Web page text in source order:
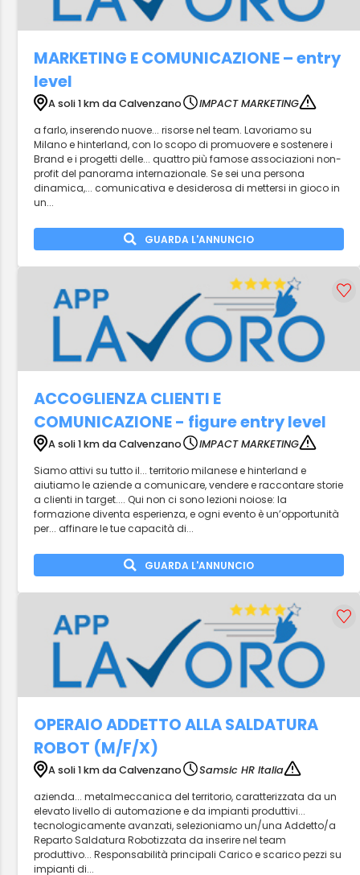
MARKETING E COMUNICAZIONE – entry
level
A soli 1 km da Calvenzano
IMPACT MARKETING
a farlo, inserendo nuove... risorse nel team. Lavoriamo su
Milano e hinterland, con lo scopo di promuovere e sostenere i
Brand e i progetti delle... quattro più famose associazioni non-
profit del panorama internazionale. Se sei una persona
dinamica,... comunicativa e desiderosa di mettersi in gioco in
un...
GUARDA L'ANNUNCIO
ACCOGLIENZA CLIENTI E
COMUNICAZIONE - figure entry level
A soli 1 km da Calvenzano
IMPACT MARKETING
Siamo attivi su tutto il... territorio milanese e hinterland e
aiutiamo le aziende a comunicare, vendere e raccontare storie
a clienti in target.... Qui non ci sono lezioni noiose: la
formazione diventa esperienza, e ogni evento è un’opportunità
per... affinare le tue capacità di...
GUARDA L'ANNUNCIO
OPERAIO ADDETTO ALLA SALDATURA
ROBOT (M/F/X)
A soli 1 km da Calvenzano
Samsic HR Italia
azienda... metalmeccanica del territorio, caratterizzata da un
elevato livello di automazione e da impianti produttivi...
tecnologicamente avanzati, selezioniamo un/una Addetto/a
Reparto Saldatura Robotizzata da inserire nel team
produttivo... Responsabilità principali Carico e scarico pezzi su
impianti di...